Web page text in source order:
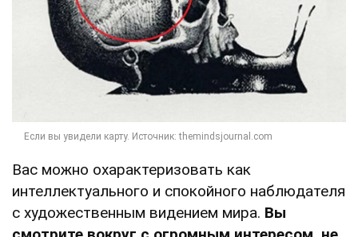
Вас можно охарактеризовать как
интеллектуального и спокойного наблюдателя
с художественным видением мира. Вы